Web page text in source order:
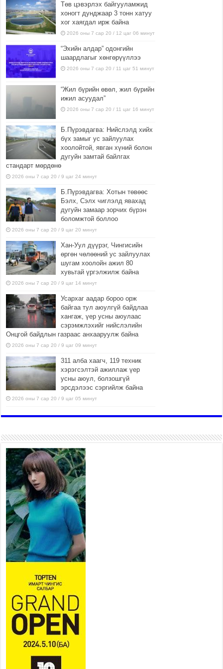
Төв цэвэрлэх байгууламжид
хоногт дунджаар 3 тонн хатуу
хог хаягдал ирж байна
2026 оны 7 сар 20 / 12 цаг 06 минут
“Эхийн алдар” одонгийн
шаардлагыг хөнгөрүүллээ
2026 оны 7 сар 20 / 11 цаг 51 минут
“Жил бүрийн өвөл, жил бүрийн
ижил асуудал”
2026 оны 7 сар 20 / 11 цаг 16 минут
Б.Пүрэвдагва: Нийслэлд хийх
бүх замыг ус зайлуулах
хоолойтой, явган хүний болон
дугуйн замтай байлгах
стандарт мөрдөнө
2026 оны 7 сар 20 / 9 цаг 24 минут
Б.Пүрэвдагва: Хотын төвөөс
Бэлх, Сэлх чиглэлд явахад
дугуйн замаар зорчих бүрэн
боломжтой боллоо
2026 оны 7 сар 20 / 9 цаг 20 минут
Хан-Уул дүүрэг, Чингисийн
өргөн чөлөөний ус зайлуулах
шугам хоолойн ажил 80
хувьтай үргэлжилж байна
2026 оны 7 сар 20 / 9 цаг 14 минут
Усархаг аадар бороо орж
байгаа тул аюулгүй байдлаа
хангаж, үер усны аюулаас
сэрэмжлэхийг нийслэлийн
Онцгой байдлын газраас анхааруулж байна
2026 оны 7 сар 20 / 9 цаг 09 минут
311 алба хаагч, 119 техник
хэрэгсэлтэй ажиллаж үер
усны аюул, болзошгүй
эрсдэлээс сэргийлж байна
2026 оны 7 сар 20 / 9 цаг 05 минут
ЭМГЭНЭЛ
Аяллаа зөв төлөвлөхийг
иргэдэд зөвлөж байна
2026 оны 7 сар 16 / 11 цаг 50 минут
Үер усны болзошгүй аюулаас
сэргийлж, холбогдох
байгууллагууд өндөржүүлсэн
бэлэн байдалд ажиллаж байна
2026 оны 7 сар 15 / 13 цаг 06 минут
Монгол адууны үнэ цэнийг дэлхийд сурталчлах
“Дэлхийн адууны өдөр”-т 15000 морьтон оролцож
байна
2026 оны 7 сар 15 / 11 цаг 51 минут
Шагайн харвааны насанд хүрэгчдийн багийн
төрөлд 106 багийн 848 харваач өрсөлдөж,
шилдгүүд шалгарав
2026 оны 7 сар 15 / 11 цаг 45 минут
Үндэсний их баяр наадмын сур харвааны
шагналыг нийслэлийн Засаг дарга бөгөөд
Улаанбаатар хотын Захирагч Б.Пүрэвдагва
гардууллаа
2026 оны 7 сар 15 / 11 цаг 41 минут